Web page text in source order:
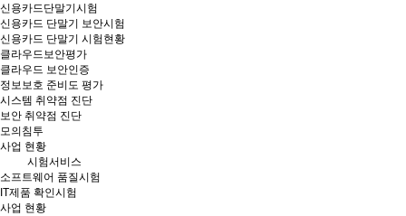
신용카드단말기시험
신용카드 단말기 보안시험
신용카드 단말기 시험현황
클라우드보안평가
클라우드 보안인증
정보보호 준비도 평가
시스템 취약점 진단
보안 취약점 진단
모의침투
사업 현황
시험서비스
소프트웨어 품질시험
IT제품 확인시험
사업 현황